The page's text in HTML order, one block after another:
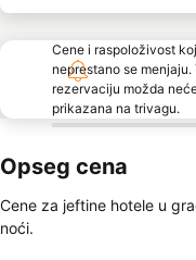
Cene i raspoloživost
neprestano se
rezervaciju možda
prikazana na trivagu.
Opseg cena
Cene za jeftine hotele u
noći.